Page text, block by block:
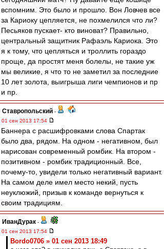
вспомним. Это было и прошло. Вон Ловчев все
за Кариоку цепляется, не похмелился что ли?
Песьяков пускает- кто виноват? Правильно,
центральный защитник Рафаэль Кариока. Это
я к тому, что цепляться и троллить гораздо
проще, да простят меня болелы, не такие уж
мы великие, я что то не заметил за последние
10 лет золота, выигрыша лиги чемпионов и пр
и пр.
Ставропольский -
01 сен 2013 17:54
Баннера с расшифровками слова Спартак
было два, рядом. На одном - негативном, был
нарисован современный ромбик. На втором -
позитивном - ромбик традиционный. Все,
почему-то, увидели только негативный вариант.
На самом деле имел место некий, пусть
неуклюжий, призыв к команде вернуться к
своим традициям.
ИванДурак -
01 сен 2013 17:54
Bordo0706 » 01 сен 2013 18:49